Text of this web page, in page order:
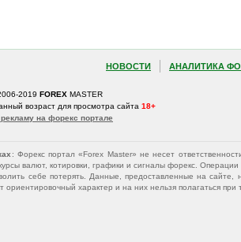
НОВОСТИ АНАЛИТИКА
2019 FOREX MASTER
возраст для просмотра сайта 18+
на форекс портале
: Форекс портал «Forex Master» не несет
валют, котировки, графики и сигналы форекс.
себе потерять. Данные, предоставленные на
характер и на них нельзя полагаться при